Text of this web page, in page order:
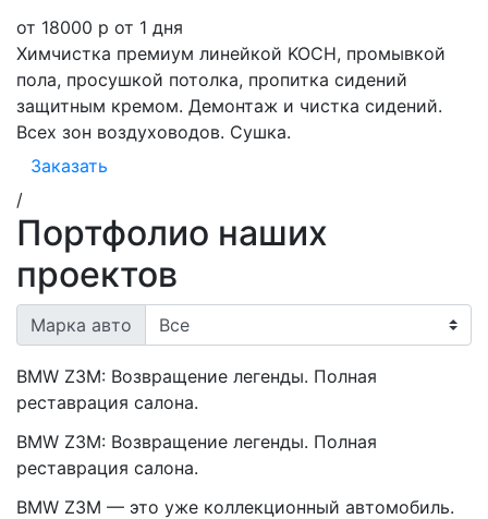
от 18000 р от 1 дня
Химчистка премиум линейкой KOCH, промывкой
пола, просушкой потолка, пропитка сидений
защитным кремом. Демонтаж и чистка сидений.
Всех зон воздуховодов. Сушка.
Заказать
/
Портфолио наших
проектов
Марка авто
BMW Z3M: Возвращение легенды. Полная
реставрация салона.
BMW Z3M: Возвращение легенды. Полная
реставрация салона.
BMW Z3M — это уже коллекционный автомобиль.